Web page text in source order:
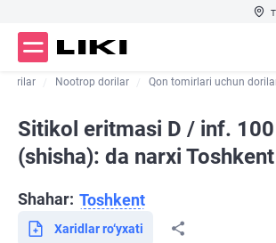
dorilar Nootrop dorilar Qon tomirlari uchun
Sitikol eritmasi D / inf. 100
(shisha): da narxi Toshkent
Shahar: Toshkent
Xaridlar ro‘yxati